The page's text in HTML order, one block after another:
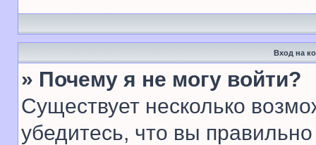
Вход на
» Почему я не могу войти?
Существует несколько
убедитесь, что вы